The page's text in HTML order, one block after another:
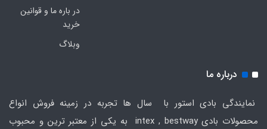
در باره ما و قوانین
خرید
وبلاگ
درباره ما
نمایندگی بادی استور با سال ها تجربه در زمینه فروش انواع
محصولات بادی intex , bestway به یکی از معتبر ترین و محبوب